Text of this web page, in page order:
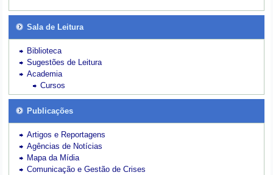
Sala de Leitura
Biblioteca
Sugestões de Leitura
Academia
Cursos
Publicações
Artigos e Reportagens
Agências de Notícias
Mapa da Mídia
Comunicação e Gestão de Crises